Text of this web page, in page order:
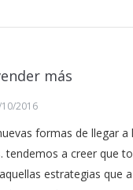
más
2016
formas de llegar a
tendemos a creer que
estrategias que